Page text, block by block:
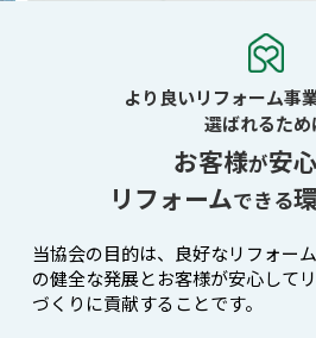
より良いリフォーム事
選ばれるため
お客様が安心
リフォームできる
当協会の目的は、良好なリフォー
の健全な発展とお客様が安心して
づくりに貢献することです。